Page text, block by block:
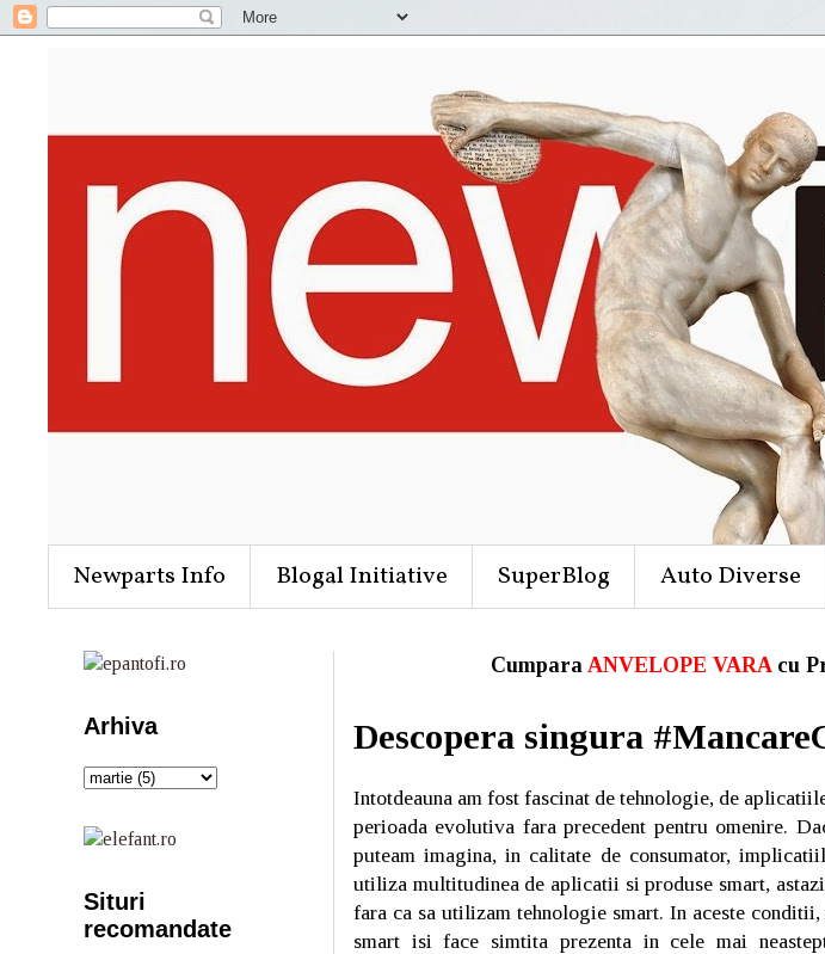
Newparts Info Blogal Initiative SuperBlog Auto Diverse
Cumpara ANVELOPE VARAcu
Descopera singura
Intotdeauna am fost fascinat de tehnologie, de
perioada evolutiva fara precedent pentru omenire.
puteam imagina, in calitate de consumator,
utiliza multitudinea de aplicatii si produse smart,
fara ca sa utilizam tehnologie smart. In aceste
smart isi face simtita prezenta in cele mai
Arhiva
Situri
recomandate